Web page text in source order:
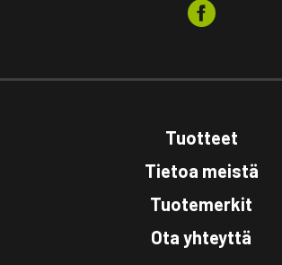
Tuotteet
Tietoa meistä
Tuotemerkit
Ota yhteyttä